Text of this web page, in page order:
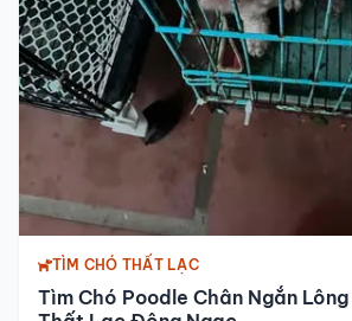
TÌM CHÓ THẤT LẠC
Tìm Chó Poodle Chân Ngắn